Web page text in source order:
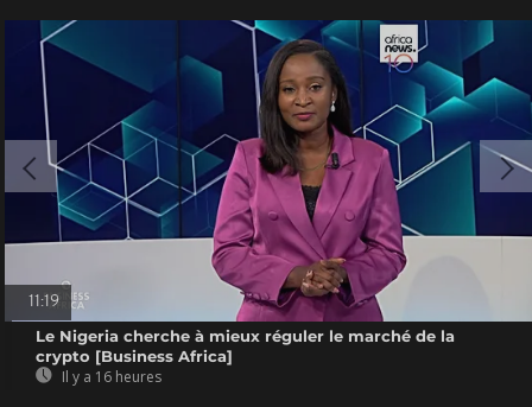
11:19
Le Nigeria cherche à mieux réguler le marché de la
crypto [Business Africa]
Il y a 16 heures